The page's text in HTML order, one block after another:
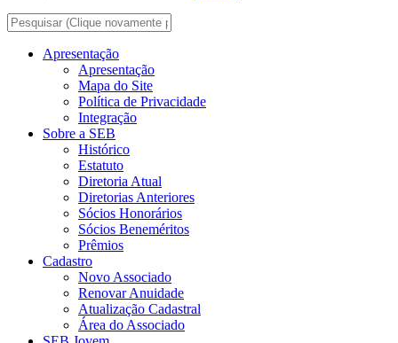
Apresentação
Apresentação
Mapa do Site
Política de Privacidade
Integração
Sobre a SEB
Histórico
Estatuto
Diretoria Atual
Diretorias Anteriores
Sócios Honorários
Sócios Beneméritos
Prêmios
Cadastro
Novo Associado
Renovar Anuidade
Atualização Cadastral
Área do Associado